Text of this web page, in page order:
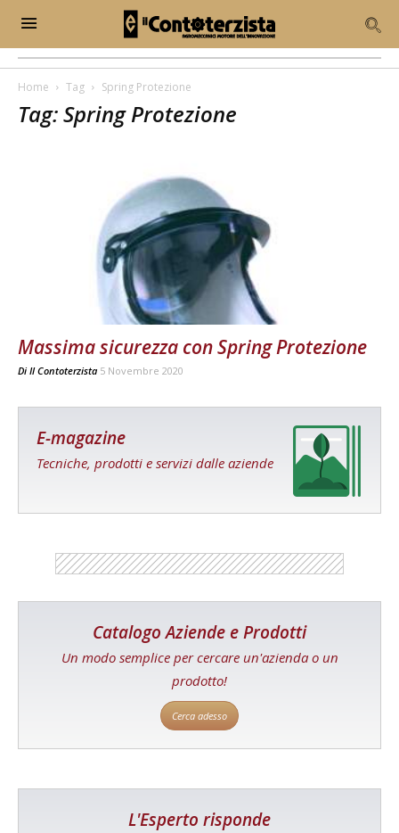
Home Tag Spring Protezione
Tag: Spring Protezione
Massima sicurezza con Spring Protezione
Di Il Contoterzista 5 Novembre 2020
E-magazine
Tecniche, prodotti e servizi dalle aziende
Catalogo Aziende e Prodotti
Un modo semplice per cercare un'azienda o un
prodotto!
Cerca adesso
L'Esperto risponde